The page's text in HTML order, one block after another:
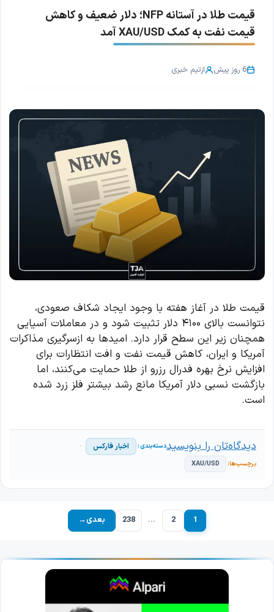
قیمت طلا در آستانه NFP؛ دلار ضعیف و کاهش
قیمت نفت به کمک XAU/USD آمد
6 روز پیش ازتیم خبری
قیمت طلا در آغاز هفته با وجود ایجاد شکاف صعودی،
نتوانست بالای ۴۱۰۰ دلار تثبیت شود و در معاملات آسیایی
همچنان زیر این سطح قرار دارد. امیدها به ازسرگیری مذاکرات
آمریکا و ایران، کاهش قیمت نفت و افت انتظارات برای
افزایش نرخ بهره فدرال رزرو از طلا حمایت می‌کنند، اما
بازگشت نسبی دلار آمریکا مانع رشد بیشتر فلز زرد شده
است.
اخبار فارکس
XAU/USD
دیدگاه‌تان را بنویسید
برگه1 برگه2
… برگه
238 بعدی→